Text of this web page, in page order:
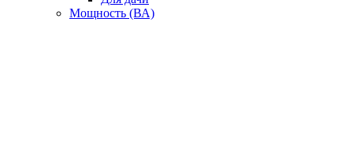
Мощность (ВА)